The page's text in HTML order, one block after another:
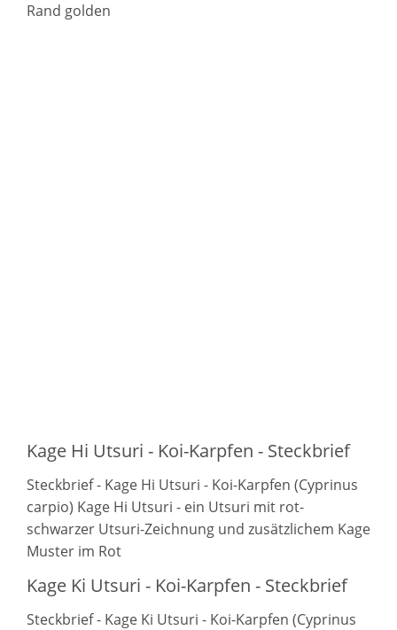
Rand golden
Kage Hi Utsuri - Koi-Karpfen - Steckbrief
Steckbrief - Kage Hi Utsuri - Koi-Karpfen (Cyprinus
carpio) Kage Hi Utsuri - ein Utsuri mit rot-
schwarzer Utsuri-Zeichnung und zusätzlichem Kage
Muster im Rot
Kage Ki Utsuri - Koi-Karpfen - Steckbrief
Steckbrief - Kage Ki Utsuri - Koi-Karpfen (Cyprinus